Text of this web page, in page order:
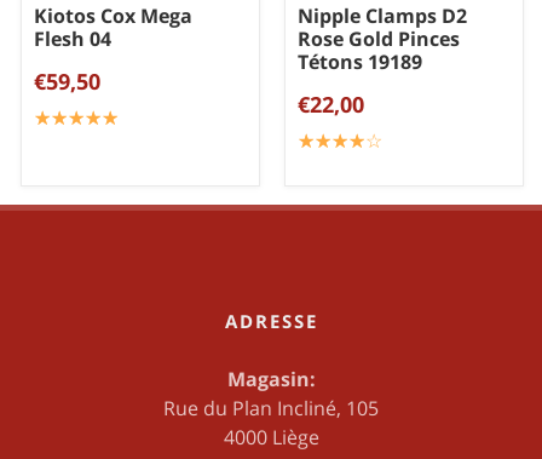
Kiotos Cox Mega
Flesh 04
€59,50
☆☆☆☆☆
★★★★★
Nipple Clamps D2
Rose Gold Pinces
Tétons 19189
€22,00
☆☆☆☆☆
★★★★★
ADRESSE
Magasin:
Rue du Plan Incliné, 105
4000 Liège